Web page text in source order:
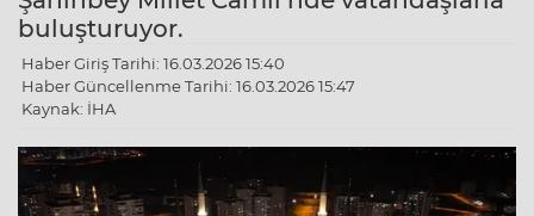
buluşturuyor.
Haber Giriş Tarihi: 16.03.2026 15:40
Haber Güncellenme Tarihi: 16.03.2026 15:47
Kaynak: İHA